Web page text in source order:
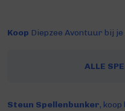
Koop Diepzee Avontuur bij je
ALLE
Steun Spellenbunker,